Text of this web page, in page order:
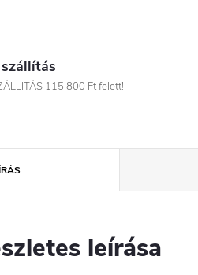
115 800 Ft felett!
leírása